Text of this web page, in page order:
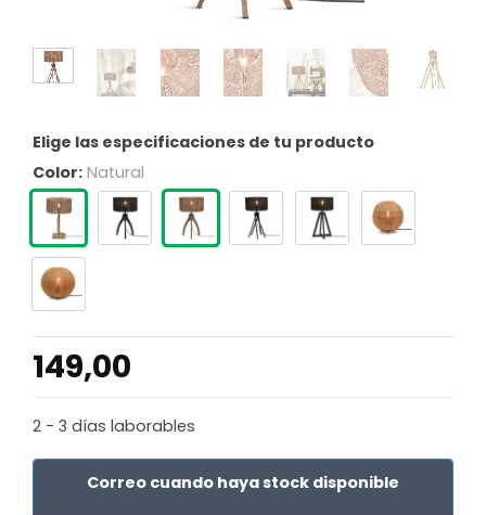
Elige las especificaciones de tu producto
Color: Natural
149,00
2 - 3 días laborables
Correo cuando haya stock disponible